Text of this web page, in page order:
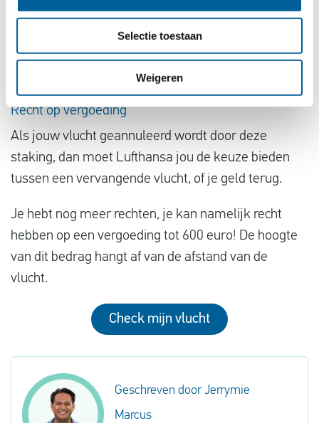
Selectie toestaan
Weigeren
en wij staan klaar om dit te bieden met een serieus
Recht op vergoeding
Als jouw vlucht geannuleerd wordt door deze
staking, dan moet Lufthansa jou de keuze bieden
tussen een vervangende vlucht, of je geld terug.
Je hebt nog meer rechten, je kan namelijk recht
hebben op een vergoeding tot 600 euro! De hoogte
van dit bedrag hangt af van de afstand van de
vlucht.
Check mijn vlucht
Geschreven door Jerrymie
Marcus